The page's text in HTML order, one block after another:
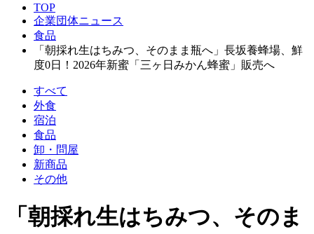
TOP
企業団体ニュース
食品
「朝採れ生はちみつ、そのまま瓶へ」長坂養蜂場、鮮
度0日！2026年新蜜「三ヶ日みかん蜂蜜」販売へ
すべて
外食
宿泊
食品
卸・問屋
新商品
その他
「朝採れ生はちみつ、そのま